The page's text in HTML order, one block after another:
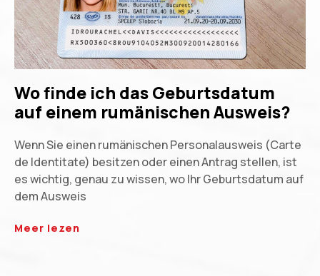
Wo finde ich das Geburtsdatum
auf einem rumänischen Ausweis?
Wenn Sie einen rumänischen Personalausweis (Carte
de Identitate) besitzen oder einen Antrag stellen, ist
es wichtig, genau zu wissen, wo Ihr Geburtsdatum auf
dem Ausweis
Meer lezen